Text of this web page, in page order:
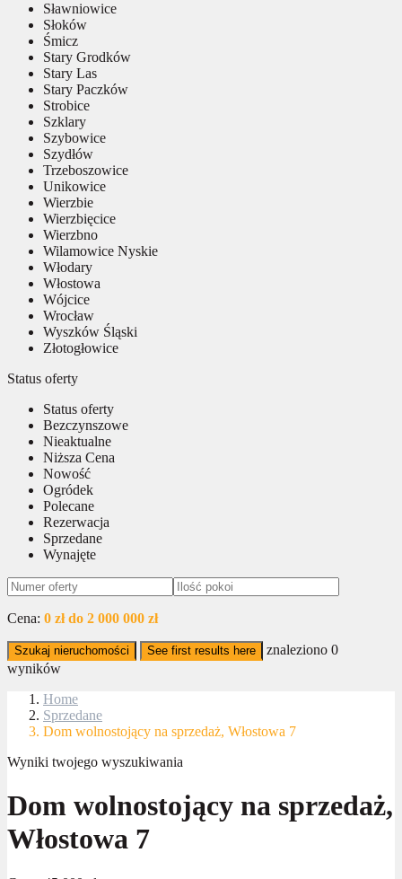
Sławniowice
Słoków
Śmicz
Stary Grodków
Stary Las
Stary Paczków
Strobice
Szklary
Szybowice
Szydłów
Trzeboszowice
Unikowice
Wierzbie
Wierzbięcice
Wierzbno
Wilamowice Nyskie
Włodary
Włostowa
Wójcice
Wrocław
Wyszków Śląski
Złotogłowice
Status oferty
Status oferty
Bezczynszowe
Nieaktualne
Niższa Cena
Nowość
Ogródek
Polecane
Rezerwacja
Sprzedane
Wynajęte
Cena: 0 zł do 2 000 000 zł
Szukaj nieruchomości See first results here znaleziono 0
wyników
Home
Sprzedane
Dom wolnostojący na sprzedaż, Włostowa 7
Wyniki twojego wyszukiwania
Dom wolnostojący na sprzedaż,
Włostowa 7